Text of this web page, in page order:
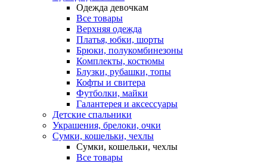
Одежда девочкам
Все товары
Верхняя одежда
Платья, юбки, шорты
Брюки, полукомбинезоны
Комплекты, костюмы
Блузки, рубашки, топы
Кофты и свитера
Футболки, майки
Галантерея и аксессуары
Детские спальники
Украшения, брелоки, очки
Сумки, кошельки, чехлы
Сумки, кошельки, чехлы
Все товары